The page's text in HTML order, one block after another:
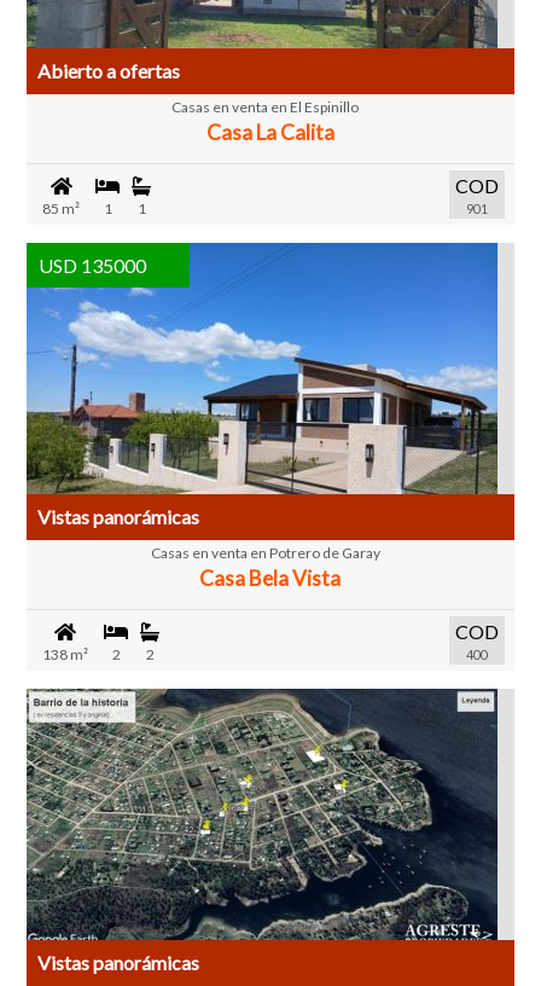
Abierto a ofertas
Casas en venta en El Espinillo
Casa La Calita
85 m² 1 1
COD
901
USD 135000
Vistas panorámicas
Casas en venta en Potrero de Garay
Casa Bela Vista
138 m² 2 2
COD
400
Vistas panorámicas